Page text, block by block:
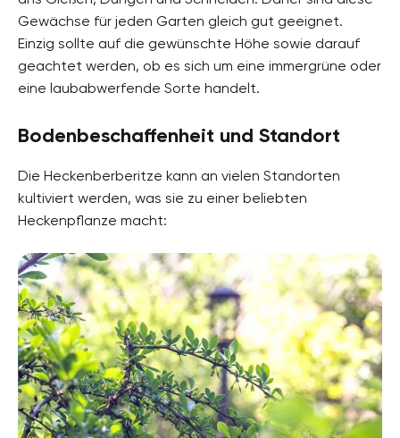
Gewächse für jeden Garten gleich gut geeignet.
Einzig sollte auf die gewünschte Höhe sowie darauf
geachtet werden, ob es sich um eine immergrüne oder
eine laubabwerfende Sorte handelt.
Bodenbeschaffenheit und Standort
Die Heckenberberitze kann an vielen Standorten
kultiviert werden, was sie zu einer beliebten
Heckenpflanze macht: